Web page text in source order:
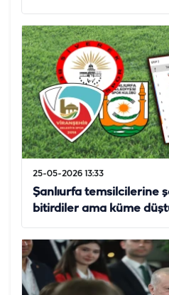
25-05-2026 13:33
Şanlıurfa temsilcilerine
bitirdiler ama küme